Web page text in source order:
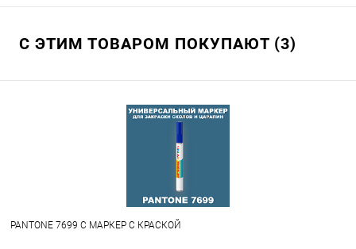
С ЭТИМ ТОВАРОМ ПОКУПАЮТ (3)
PANTONE 7699 C МАРКЕР С КРАСКОЙ